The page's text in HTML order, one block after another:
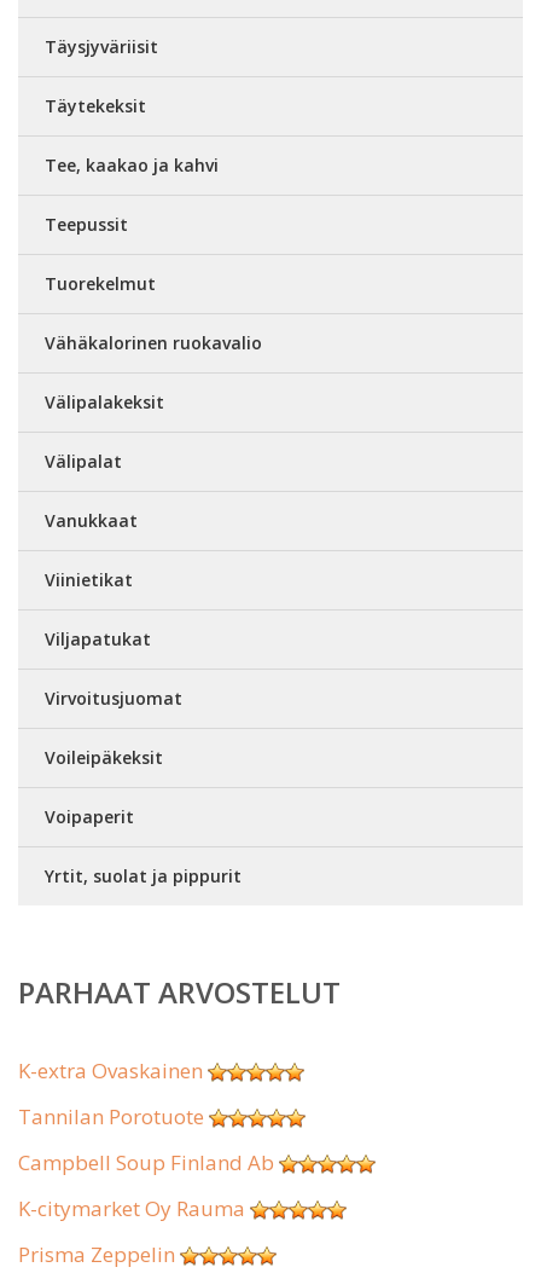
Täysjyväriisit
Täytekeksit
Tee, kaakao ja kahvi
Teepussit
Tuorekelmut
Vähäkalorinen ruokavalio
Välipalakeksit
Välipalat
Vanukkaat
Viinietikat
Viljapatukat
Virvoitusjuomat
Voileipäkeksit
Voipaperit
Yrtit, suolat ja pippurit
PARHAAT ARVOSTELUT
K-extra Ovaskainen
Tannilan Porotuote
Campbell Soup Finland Ab
K-citymarket Oy Rauma
Prisma Zeppelin